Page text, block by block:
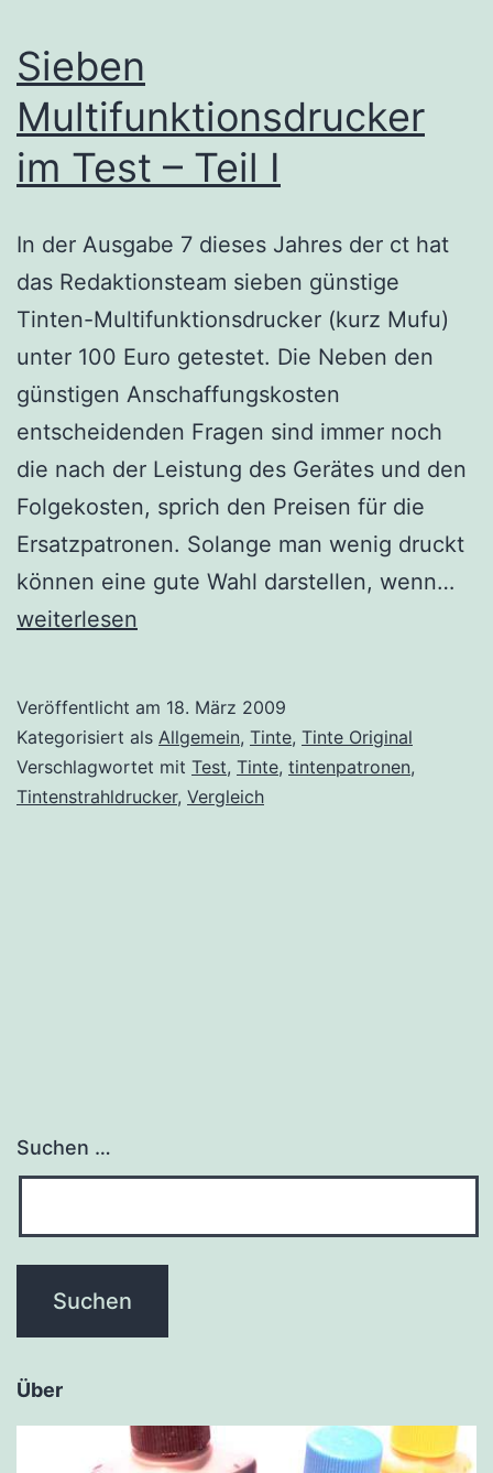
Sieben
Multifunktionsdrucker
im Test – Teil I
In der Ausgabe 7 dieses Jahres der ct hat
das Redaktionsteam sieben günstige
Tinten-Multifunktionsdrucker (kurz Mufu)
unter 100 Euro getestet. Die Neben den
günstigen Anschaffungskosten
entscheidenden Fragen sind immer noch
die nach der Leistung des Gerätes und den
Folgekosten, sprich den Preisen für die
Ersatzpatronen. Solange man wenig druckt
können eine gute Wahl darstellen, wenn…
weiterlesen
Veröffentlicht am 18. März 2009
Kategorisiert als Allgemein, Tinte, Tinte Original
Verschlagwortet mit Test, Tinte, tintenpatronen,
Tintenstrahldrucker, Vergleich
Suchen …
Über